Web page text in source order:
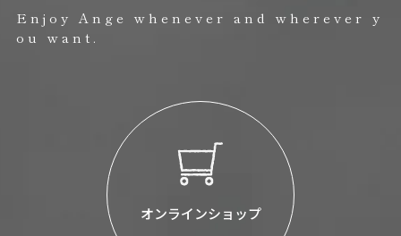
Enjoy Ange whenever and wherever y
ou want.
オンラインショップ